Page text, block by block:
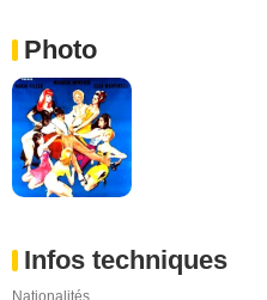
Photo
Infos techniques
Nationalités